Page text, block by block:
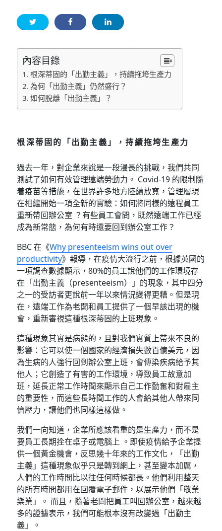
內容目錄
根深蒂固的「出勤主義」，持續拖垮生產力
為何「出勤主義」仍然盛行？
如何脫離「出勤主義」？
根深蒂固的「出勤主義」，持續拖垮生產力
過去一年，對企業來說是一段漫長的挑戰，我們共同
測試了如何有效管理遠端勞動力。 Covid-19 的限制隨
着疫苗等措施，在世界許多地方陸續放寬，管理層現
在相繼開始一項全新的實驗：如何將同樣的遠程員工
重新帶回辦公室 ？有些員工會問，既然遠端工作已經
成為新常態，為何有時還要回到辦公室工作？
BBC 在《Why presenteeism wins out over
productivity》報導，在疫情大流行之前，根據英國的
一項調查數據顯示，80%的員工說他們的工作環境存
在「出勤主義（presenteeism）」的現象，其中四分
之一的受訪者更說前一年以來情況變得更糟。但是現
在，遠端工作為老闆和員工提供了一個早該出現的機
會，重新審視這種根深蒂固的上班現象。
這種現象其實是病態的，且對我們實質上帶來不良的
影響：它可以使一個國家的經濟損失數百億美元，因
為生病的人強行回到辦公室上班，會傳染疾病給予其
他人；它創造了有害的工作環境，導致員工故意加
班，延長正常工作時間來顯示自己工作勤奮和對雇主
的重要性，而這些長時間工作的人會給其他人帶來同
儕壓力，讓他們也同樣這樣做。
我們一向知道，企業所應該看重的是生產力，而不是
要員工長期拴在桌子或電腦上 。即使疫情給予企業提
供一個黃金機會，反思幾十年來的工作文化，「出勤
主義」這種現象似乎只是轉到網上，甚至變本加厲，
人們的工作時間比以往任何時候都長。他們利用整天
的所有時間都用在回覆電子郵件，以展示他們「敬業
樂業」。 而且，隨著老闆把員工叫回辦公室，越來越
多的證據表示，我們可能根本沒有改變過「出勤主
義」。